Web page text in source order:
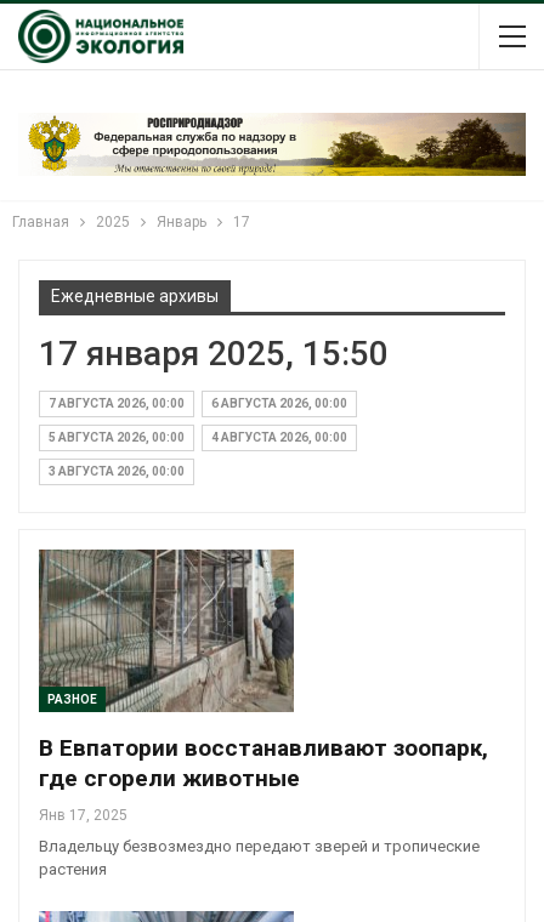
Главная 2025 Январь 17
Ежедневные архивы
17 января 2025, 15:50
7 АВГУСТА 2026, 00:00 6 АВГУСТА 2026, 00:00
5 АВГУСТА 2026, 00:00 4 АВГУСТА 2026, 00:00
3 АВГУСТА 2026, 00:00
РАЗНОЕ
В Евпатории восстанавливают зоопарк,
где сгорели животные
Янв 17, 2025
Владельцу безвозмездно передают зверей и тропические
растения